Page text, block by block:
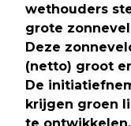
wethouders
grote
Deze
(netto) groot
De
krijgen groen